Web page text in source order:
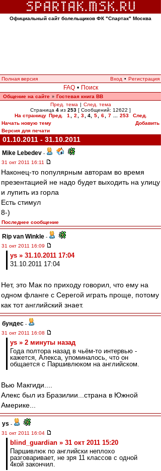
Официальный сайт болельщиков ФК "Спартак" Москва
Полная версия Вход • Регистрация
FAQ • Поиск
Общение на сайте » Гостевая книга ВВ
Пред. тема | След. тема
Страница 4 из 253 [ Сообщений: 12622 ]
На страницу Пред. 1 2 3 4, 5 6 7 253
След.
Начать новую тему
Добавить
Версия для печати
01.10.2011 - 31.10.2011
Mike Lebedev -
31 окт 2011 16:11
Наконец-то популярным авторам во время
презентацией не надо будет выходить на улицу
и лупить из горла
Есть стимул
8-)
Последнее сообщение
Rip van Winkle -
31 окт 2011 16:09
ys » 31.10.2011 17:04
31.10.2011 17:04
Нет, это Мак по приходу говорил, что ему на
одном фланге с Серегой играть проще, потому
как тот английский знает.
бундес -
31 окт 2011 16:08
ys » 2 минуты назад
Года полтора назад в чьём-то интервью -
кажется, Алекса, упоминалось, что он
общается с Паршивлюком на английском.
Вью Макгиди....
Алекс был из Бразилии...страна в Южной
Америке...
ys -
31 окт 2011 16:04
blind_guardian » 31 окт 2011 15:20
Паршивлюк по английски неплохо
разговаривает, не зря 11 классов с одной
4кой закончил.